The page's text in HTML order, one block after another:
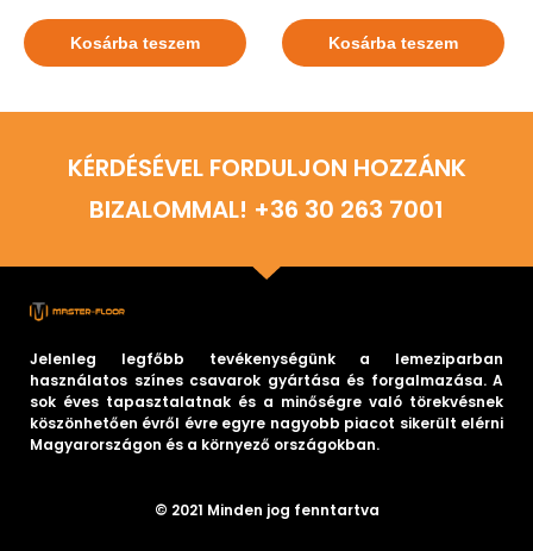
Kosárba teszem Kosárba teszem
KÉRDÉSÉVEL FORDULJON HOZZÁNK
BIZALOMMAL! +36 30 263 7001
Jelenleg legfőbb tevékenységünk a lemeziparban
használatos színes csavarok gyártása és forgalmazása. A
sok éves tapasztalatnak és a minőségre való törekvésnek
köszönhetően évről évre egyre nagyobb piacot sikerült elérni
Magyarországon és a környező országokban.
© 2021 Minden jog fenntartva